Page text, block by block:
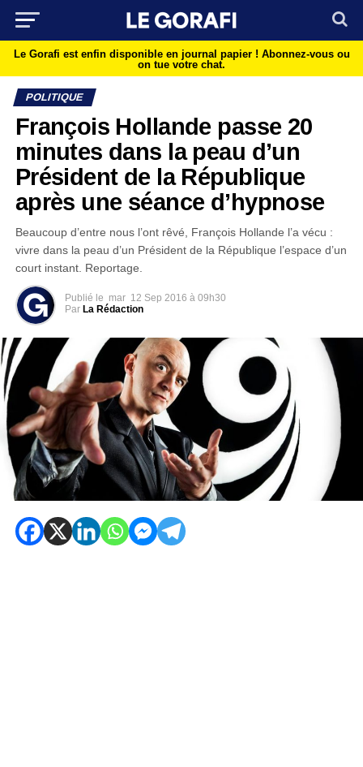
Le Gorafi est enfin disponible en journal papier ! Abonnez-vous ou
on tue votre chat.
POLITIQUE
François Hollande passe 20
minutes dans la peau d’un
Président de la République
après une séance d’hypnose
Beaucoup d’entre nous l’ont rêvé, François Hollande l’a vécu :
vivre dans la peau d’un Président de la République l’espace d’un
court instant. Reportage.
Publié le mar 12 Sep 2016 à 09h30
Par La Rédaction